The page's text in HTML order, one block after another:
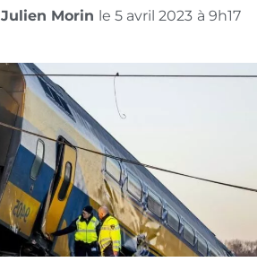
Julien Morin le 5 avril 2023 à 9h17